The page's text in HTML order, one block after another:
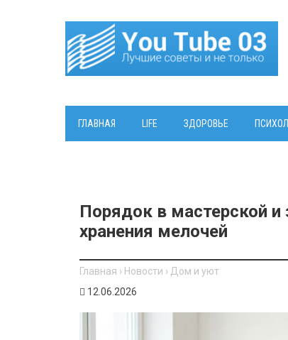
ГЛАВНАЯ LIFE ЗДОРОВЬЕ
Порядок в мастерской
хранения мелочей
Главная › Новости › Дом и уют
12.06.2026